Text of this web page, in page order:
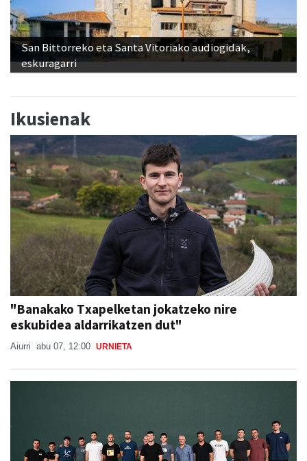
San Bittorreko eta Santa Vitoriako audiogidak,
eskuragarri
Ikusienak
"Banakako Txapelketan jokatzeko nire
eskubidea aldarrikatzen dut"
Aiurri abu 07, 12:00 URNIETA